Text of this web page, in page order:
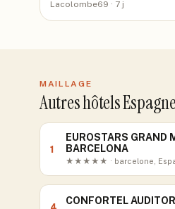
Lacolombe69 · 7 j
MAILLAGE
Autres hôtels Espagne
1
EUROSTARS GRAND
BARCELONA
★★★★★ · barcelone,
4
CONFORTEL